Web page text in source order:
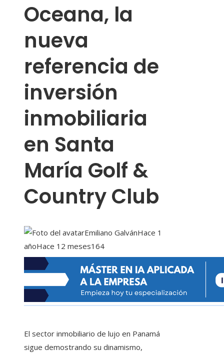
Oceana, la
nueva
referencia de
inversión
inmobiliaria
en Santa
María Golf &
Country Club
Emiliano GalvánHace 1
añoHace 12 meses164
El sector inmobiliario de lujo en Panamá
sigue demostrando su dinamismo,